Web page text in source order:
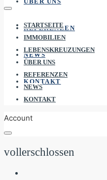
REFERENZEN
NEWS
KONTAKT
STARTSEITE
IMMOBILIEN
LEBENSKREUZUNGEN
ÜBER UNS
REFERENZEN
NEWS
KONTAKT
Account
vollerschlossen